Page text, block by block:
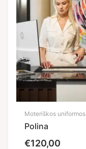
Moteriškos uniformos
Polina
€120,00